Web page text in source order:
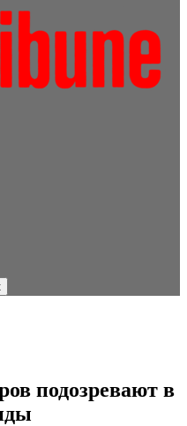
подозревают в